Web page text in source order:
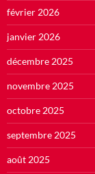
février 2026
janvier 2026
décembre 2025
novembre 2025
octobre 2025
septembre 2025
août 2025